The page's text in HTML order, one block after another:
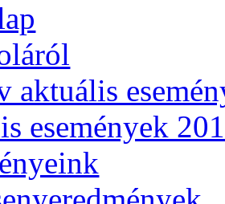
aktuális
események